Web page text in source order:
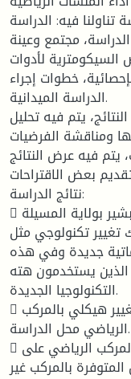
تناولنا فيه: الدراسة
مجتمع وعينة
السيكومترية لأدوات
خطوات إجراء
الدراسة الميدانية.
يتم فيه تحليل
ومناقشة الفرضيات
يتم فيه عرض النتائج
بعض الاقتراحات.
نتائج الدراسة:
 عمال وإداريو المركب الرياضية ورتال البشير بولاية المسيلة
تغيير تكنولوجي مثل
جديدة وفي هذه
الذين يستخدمون هته
التكنولوجيا الجديدة.
 يتم توصيف الوظائف بعد أحداث تغيير هيكلي بالمركب
الرياضي محل الدراسة.
 يساعد التغيير التكنولوجي على انفتاح المركب الرياضي على
بالمركب غير